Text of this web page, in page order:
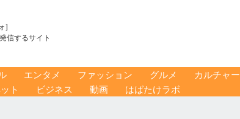
]
信するサイト
エンタメ ファッション グルメ カルチャー
ト ビジネス 動画 はばたけラボ